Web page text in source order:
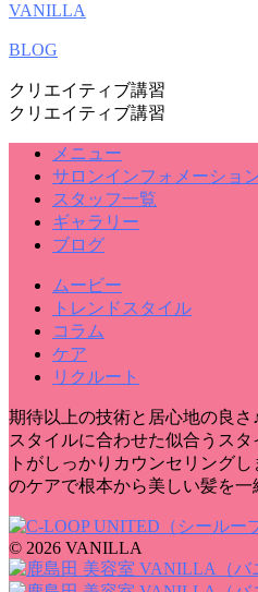
VANILLA
BLOG
クリエイティブ講習
クリエイティブ講習
メニュー
サロンインフォメーショ
スタッフ一覧
ギャラリー
ブログ
ムービー
トレンドスタイル
コラム
ケア
リクルート
期待以上の技術と居心地の良
スタイルに合わせた似合うス
トがしっかりカウンセリング
のケアで根本から美しい髪を
© 2026 VANILLA